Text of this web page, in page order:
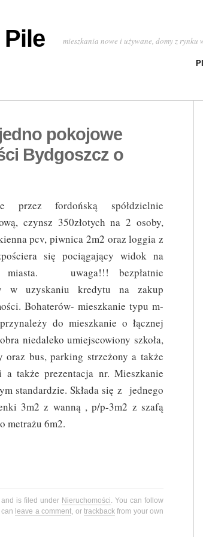
mieszkania nowe i używane, domy z rynku
pokojowe
Bydgoszcz o
przez fordońską spółdzielnie
czynsz 350złotych na 2 osoby,
pcv, piwnica 2m2 oraz loggia z
się pociągający widok na
miasta. uwaga!!! bezpłatnie
w uzyskaniu kredytu na zakup
Bohaterów- mieszkanie typu m-
do mieszkanie o łącznej
niedaleko umiejscowiony szkoła,
oraz bus, parking strzeżony a także
także prezentacja nr. Mieszkanie
standardzie. Składa się z jednego
3m2 z wanną , p/p-3m2 z szafą
metrażu 6m2.
is filed under Nieruchomości. You can follow
leave a comment, or trackbackfrom your own